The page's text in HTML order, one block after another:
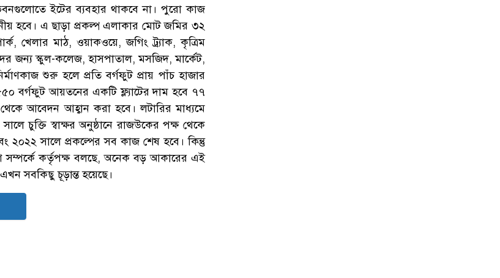
ভবনগুলোতে ইটের ব্যবহার থাকবে না। পুরো কাজ
হবে। এ ছাড়া প্রকল্প এলাকার মোট জমির ৩২
খেলার মাঠ, ওয়াকওয়ে, জগিং ট্র্যাক, কৃত্রিম
জন্য স্কুল-কলেজ, হাসপাতাল, মসজিদ, মার্কেট,
শুরু হলে প্রতি বর্গফুট প্রায় পাঁচ হাজার
বর্গফুট আয়তনের একটি ফ্ল্যাটের দাম হবে ৭৭
আবেদন আহ্বান করা হবে। লটারির মাধ্যমে
সালে চুক্তি স্বাক্ষর অনুষ্ঠানে রাজউকের পক্ষ থেকে
২০২২ সালে প্রকল্পের সব কাজ শেষ হবে। কিন্তু
সম্পর্কে কর্তৃপক্ষ বলছে, অনেক বড় আকারের এই
সবকিছু চূড়ান্ত হয়েছে।